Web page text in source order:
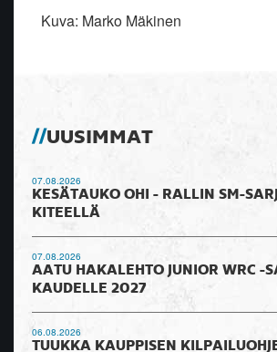
Kuva: Marko Mäkinen
UUSIMMAT
07.08.2026
KESÄTAUKO OHI - RALLIN SM-
KITEELLÄ
07.08.2026
AATU HAKALEHTO JUNIOR WRC -
KAUDELLE 2027
06.08.2026
TUUKKA KAUPPISEN